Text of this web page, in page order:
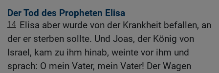
Der Tod des Propheten Elisa
14 Elisa aber wurde von der Krankheit befallen, an
der er sterben sollte. Und Joas, der König von
Israel, kam zu ihm hinab, weinte vor ihm und
sprach: O mein Vater, mein Vater! Der Wagen